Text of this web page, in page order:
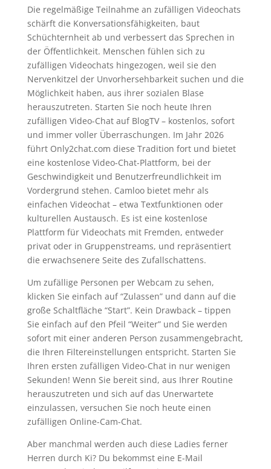
Die regelmäßige Teilnahme an zufälligen Videochats
schärft die Konversationsfähigkeiten, baut
Schüchternheit ab und verbessert das Sprechen in
der Öffentlichkeit. Menschen fühlen sich zu
zufälligen Videochats hingezogen, weil sie den
Nervenkitzel der Unvorhersehbarkeit suchen und die
Möglichkeit haben, aus ihrer sozialen Blase
herauszutreten. Starten Sie noch heute Ihren
zufälligen Video-Chat auf BlogTV – kostenlos, sofort
und immer voller Überraschungen. Im Jahr 2026
führt Only2chat.com diese Tradition fort und bietet
eine kostenlose Video-Chat-Plattform, bei der
Geschwindigkeit und Benutzerfreundlichkeit im
Vordergrund stehen. Camloo bietet mehr als
einfachen Videochat – etwa Textfunktionen oder
kulturellen Austausch. Es ist eine kostenlose
Plattform für Videochats mit Fremden, entweder
privat oder in Gruppenstreams, und repräsentiert
die erwachsenere Seite des Zufallschattens.
Um zufällige Personen per Webcam zu sehen,
klicken Sie einfach auf “Zulassen” und dann auf die
große Schaltfläche “Start”. Kein Drawback – tippen
Sie einfach auf den Pfeil “Weiter” und Sie werden
sofort mit einer anderen Person zusammengebracht,
die Ihren Filtereinstellungen entspricht. Starten Sie
Ihren ersten zufälligen Video-Chat in nur wenigen
Sekunden! Wenn Sie bereit sind, aus Ihrer Routine
herauszutreten und sich auf das Unerwartete
einzulassen, versuchen Sie noch heute einen
zufälligen Online-Cam-Chat.
Aber manchmal werden auch diese Ladies ferner
Herren durch Ki? Du bekommst eine E-Mail